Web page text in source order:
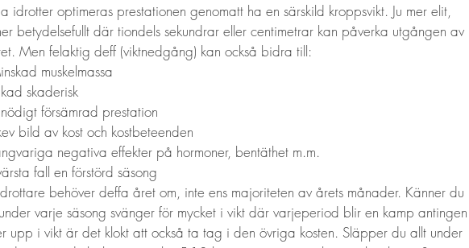
idrotter optimeras prestationen genomatt ha en särskild kroppsvikt. Ju mer elit,
betydelsefullt där tiondels sekundrar eller centimetrar kan påverka utgången av
Men felaktig deff (viktnedgång) kan också bidra till:
muskelmassa
skaderisk
försämrad prestation
bild av kost och kostbeteenden
negativa effekter på hormoner, bentäthet m.m.
fall en förstörd säsong
behöver deffa året om, inte ens majoriteten av årets månader. Känner du
varje säsong svänger för mycket i vikt där varjeperiod blir en kamp antingen
upp i vikt är det klokt att också ta tag i den övriga kosten. Släpper du allt under